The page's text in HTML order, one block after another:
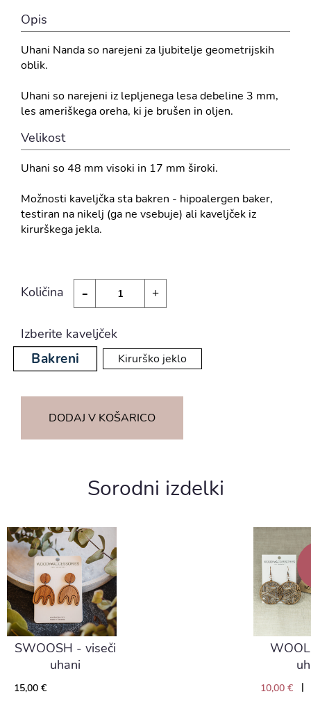
Opis
Uhani Nanda so narejeni za ljubitelje geometrijskih
oblik.
Uhani so narejeni iz lepljenega lesa debeline 3 mm,
les ameriškega oreha, ki je brušen in oljen.
Velikost
Uhani so 48 mm visoki in 17 mm široki.
Možnosti kaveljčka sta bakren - hipoalergen baker,
testiran na nikelj (ga ne vsebuje) ali kaveljček iz
kirurškega jekla.
Količina - +
Izberite kaveljček
Bakreni Kirurško jeklo
DODAJ V KOŠARICO
Sorodni izdelki
SWOOSH - viseči
uhani
15,00 € 10,00 € |